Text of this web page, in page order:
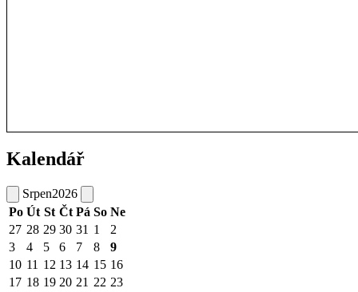
Kalendář
Srpen2026
Po Út St Čt Pá So Ne
27 28 29 30 31 1
2
3
4 5 6 7 8
9
10 11 12 13 14 15 16
17 18 19 20 21 22 23